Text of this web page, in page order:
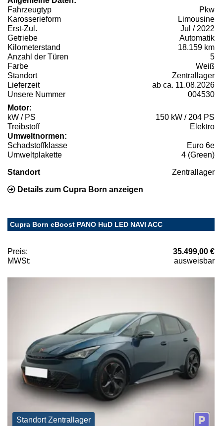
Fahrzeugtyp
Pkw
Karosserieform
Limousine
Erst-Zul.
Jul / 2022
Getriebe
Automatik
Kilometerstand
18.159 km
Anzahl der Türen
5
Farbe
Weiß
Standort
Zentrallager
Lieferzeit
ab ca. 11.08.2026
Unsere Nummer
004530
Motor:
kW / PS
150 kW / 204 PS
Treibstoff
Elektro
Umweltnormen:
Schadstoffklasse
Euro 6e
Umweltplakette
4 (Green)
Standort Zentrallager
Details zum Cupra Born anzeigen
Cupra Born eBoost PANO HuD LED NAVI ACC
Preis:
35.499,00 €
MWSt:
ausweisbar
Standort Zentrallager